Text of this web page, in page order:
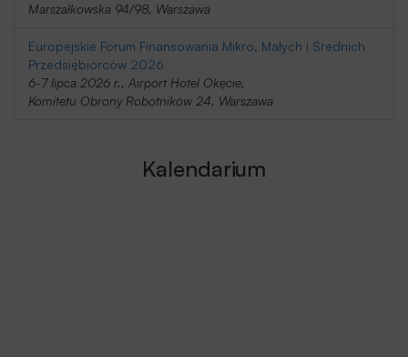
Marszałkowska 94/98, Warszawa
Europejskie Forum Finansowania Mikro, Małych i Średnich
Przedsiębiorców 2026
6-7 lipca 2026 r., Airport Hotel Okęcie,
Komitetu Obrony Robotników 24, Warszawa
Kalendarium